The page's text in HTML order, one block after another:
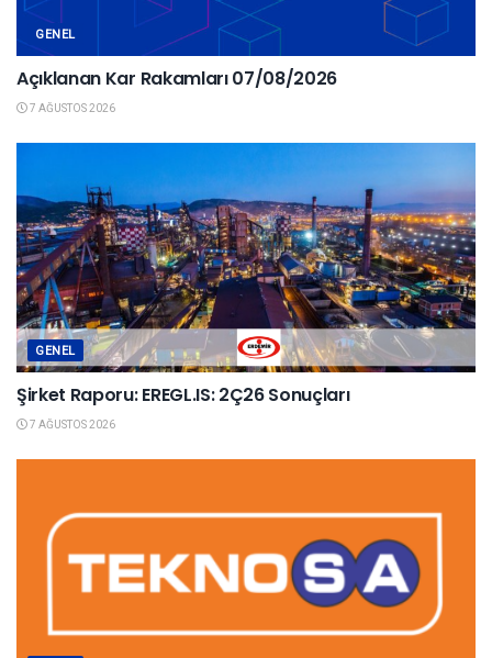
GENEL
Açıklanan Kar Rakamları 07/08/2026
7 AĞUSTOS 2026
GENEL
Şirket Raporu: EREGL.IS: 2Ç26 Sonuçları
7 AĞUSTOS 2026